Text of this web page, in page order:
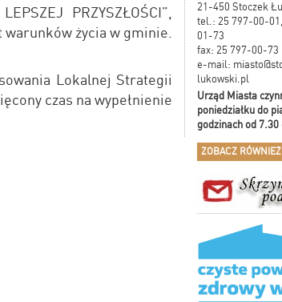
PRZYSZŁOŚCI”,
życia w gminie.
Lokalnej Strategii
czas na wypełnienie
21-450 Stoczek
tel.: 25 797-00-
01-73
fax: 25 797-00-73
e-mail:
lukowski.pl
Urząd Miasta
poniedziałku do
godzinach od 7.30
ZOBACZ RÓWNIEŻ